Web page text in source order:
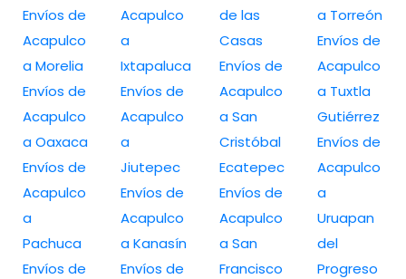
Envíos de
Acapulco
a Morelia
Envíos de
Acapulco
a Oaxaca
Envíos de
Acapulco
a
Pachuca
Envíos de
Acapulco
a
Ixtapaluca
Envíos de
Acapulco
a
Jiutepec
Envíos de
Acapulco
a Kanasín
Envíos de
de las
Casas
Envíos de
Acapulco
a San
Cristóbal
Ecatepec
Envíos de
Acapulco
a San
Francisco
a Torreón
Envíos de
Acapulco
a Tuxtla
Gutiérrez
Envíos de
Acapulco
a
Uruapan
del
Progreso